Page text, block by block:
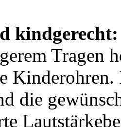
kindgerecht:
Tragen
die